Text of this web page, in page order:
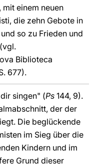
einem neuen
die zehn Gebote in
so zu Frieden und
Biblioteca
677).
singen" (Ps 144, 9).
der der
Die beglückende
im Sieg über die
Kindern und im
Grund dieser